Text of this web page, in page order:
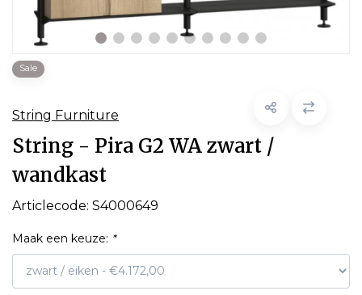
Sale
String Furniture
String - Pira G2 WA zwart /
wandkast
Articlecode: S4000649
Maak een keuze: *